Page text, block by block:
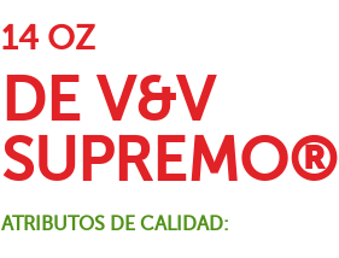
14 OZ
DE V&V
SUPREMO®
ATRIBUTOS DE CALIDAD: